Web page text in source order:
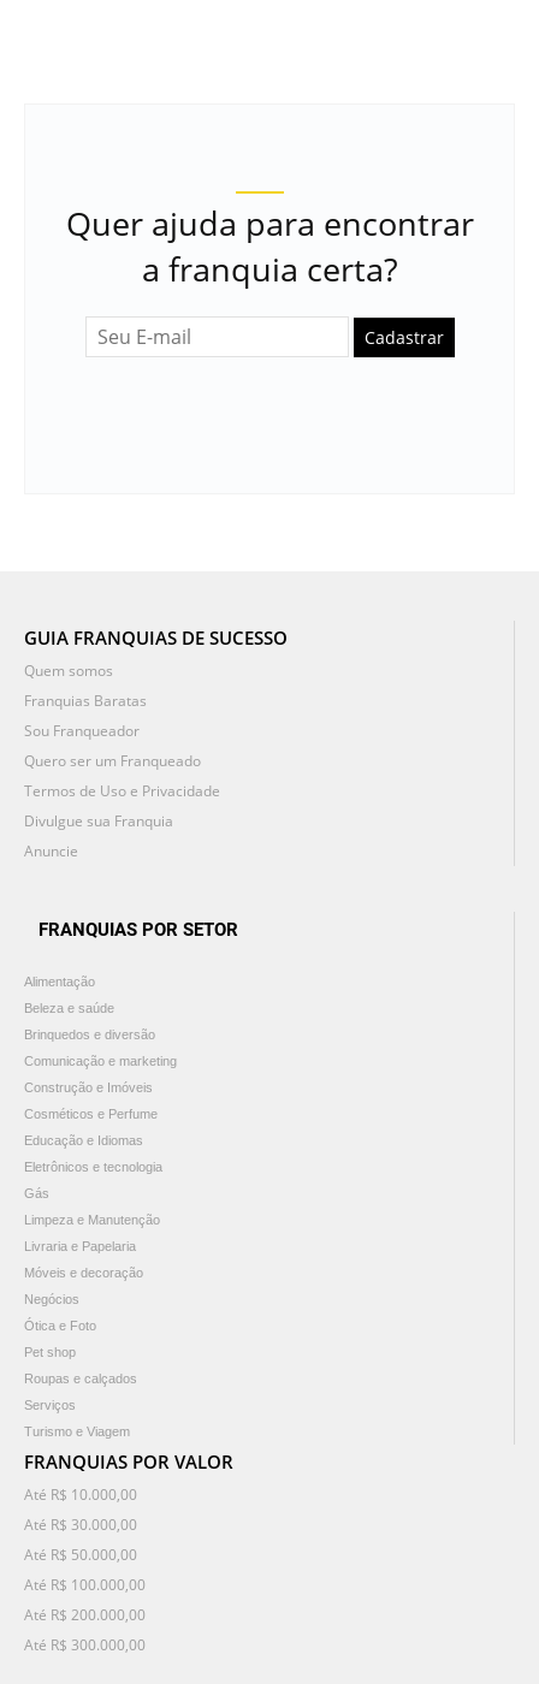
Quer ajuda para encontrar
a franquia certa?
Cadastrar
GUIA FRANQUIAS DE SUCESSO
Quem somos
Franquias Baratas
Sou Franqueador
Quero ser um Franqueado
Termos de Uso e Privacidade
Divulgue sua Franquia
Anuncie
FRANQUIAS POR SETOR
Alimentação
Beleza e saúde
Brinquedos e diversão
Comunicação e marketing
Construção e Imóveis
Cosméticos e Perfume
Educação e Idiomas
Eletrônicos e tecnologia
Gás
Limpeza e Manutenção
Livraria e Papelaria
Móveis e decoração
Negócios
Ótica e Foto
Pet shop
Roupas e calçados
Serviços
Turismo e Viagem
FRANQUIAS POR VALOR
Até R$ 10.000,00
Até R$ 30.000,00
Até R$ 50.000,00
Até R$ 100.000,00
Até R$ 200.000,00
Até R$ 300.000,00